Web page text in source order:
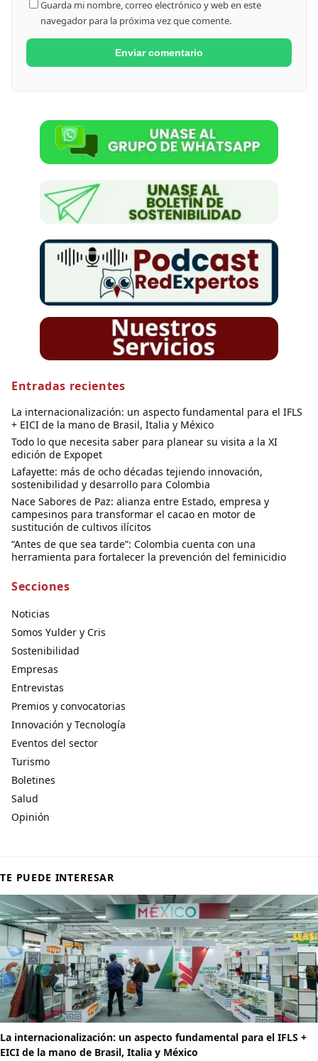
Guarda mi nombre, correo electrónico y web en este
navegador para la próxima vez que comente.
Entradas recientes
La internacionalización: un aspecto fundamental para el IFLS
+ EICI de la mano de Brasil, Italia y México
Todo lo que necesita saber para planear su visita a la XI
edición de Expopet
Lafayette: más de ocho décadas tejiendo innovación,
sostenibilidad y desarrollo para Colombia
Nace Sabores de Paz: alianza entre Estado, empresa y
campesinos para transformar el cacao en motor de
sustitución de cultivos ilícitos
“Antes de que sea tarde”: Colombia cuenta con una
herramienta para fortalecer la prevención del feminicidio
Secciones
Noticias
Somos Yulder y Cris
Sostenibilidad
Empresas
Entrevistas
Premios y convocatorias
Innovación y Tecnología
Eventos del sector
Turismo
Boletines
Salud
Opinión
TE PUEDE INTERESAR
La internacionalización: un aspecto fundamental para el IFLS +
EICI de la mano de Brasil, Italia y México